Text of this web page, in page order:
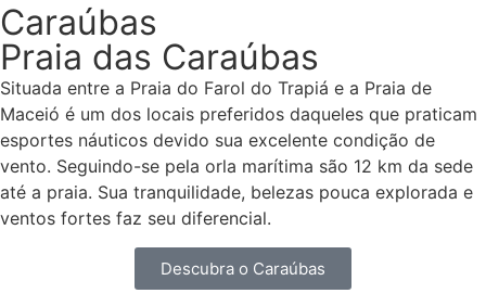
Caraúbas
Praia das Caraúbas
Situada entre a Praia do Farol do Trapiá e a Praia de
Maceió é um dos locais preferidos daqueles que praticam
esportes náuticos devido sua excelente condição de
vento. Seguindo-se pela orla marítima são 12 km da sede
até a praia. Sua tranquilidade, belezas pouca explorada e
ventos fortes faz seu diferencial.
Descubra o Caraúbas